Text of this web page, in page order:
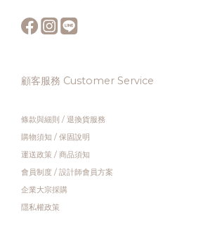
顧客服務 Customer Service
條款與細則 / 退換貨服務
購物須知 / 保固說明
運送政策 / 商品須知
會員制度 / 設計師會員方案
企業大宗採購
隱私權政策